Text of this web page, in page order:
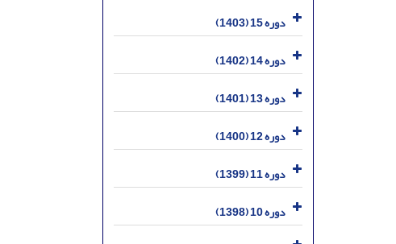
دوره 15 (1403)
دوره 14 (1402)
دوره 13 (1401)
دوره 12 (1400)
دوره 11 (1399)
دوره 10 (1398)